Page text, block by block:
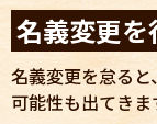
名義変更
名義変更を怠る
可能性も出てきま